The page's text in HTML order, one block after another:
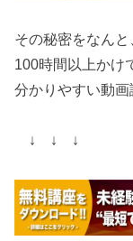
その秘密をなんと
100時間以上かけ
分かりやすい動
↓ ↓ ↓